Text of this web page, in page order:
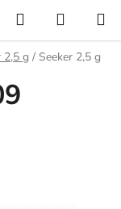
Hledat
KOŠÍK
2,5 g / Seeker 2,5 g